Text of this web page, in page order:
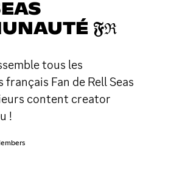
𝔉ℜ
tous les
Fan de Rell Seas
content creator
!